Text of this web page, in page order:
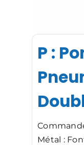
P :
Métal :